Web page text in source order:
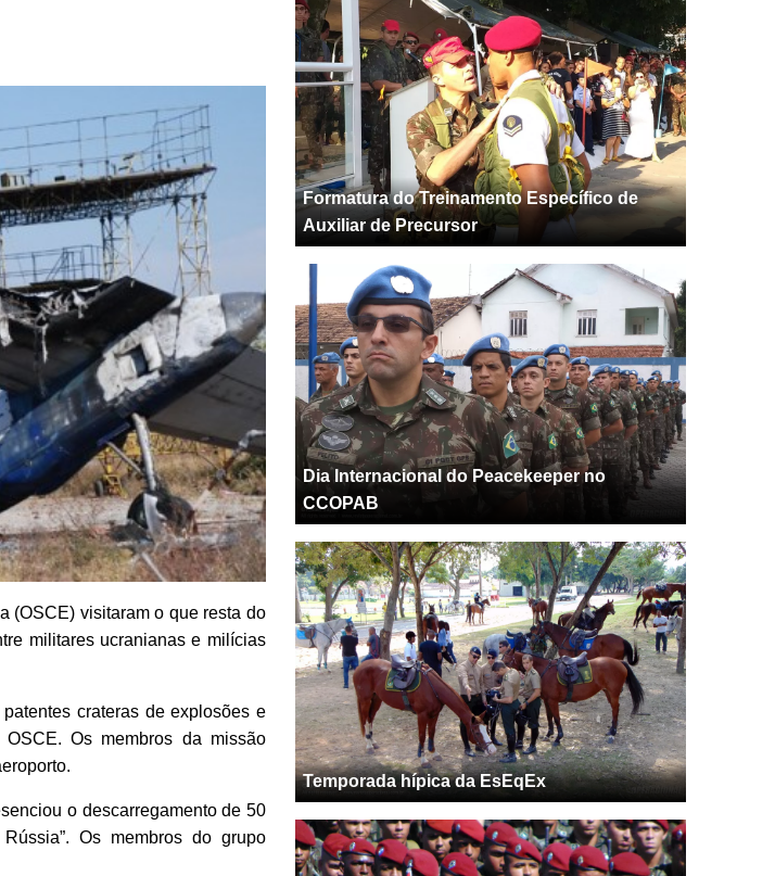
(OSCE) visitaram o que resta do
militares ucranianas e milícias
crateras de explosões e
Os membros da missão
o descarregamento de 50
Os membros do grupo
Formatura do Treinamento Específico de
Auxiliar de Precursor
Dia Internacional do Peacekeeper no
CCOPAB
Temporada hípica da EsEqEx